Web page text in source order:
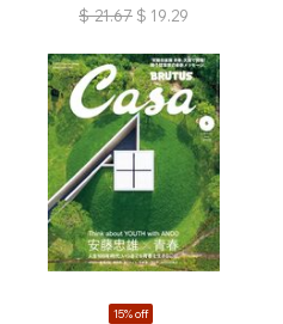
$ 21.67 $ 19.29
15% off